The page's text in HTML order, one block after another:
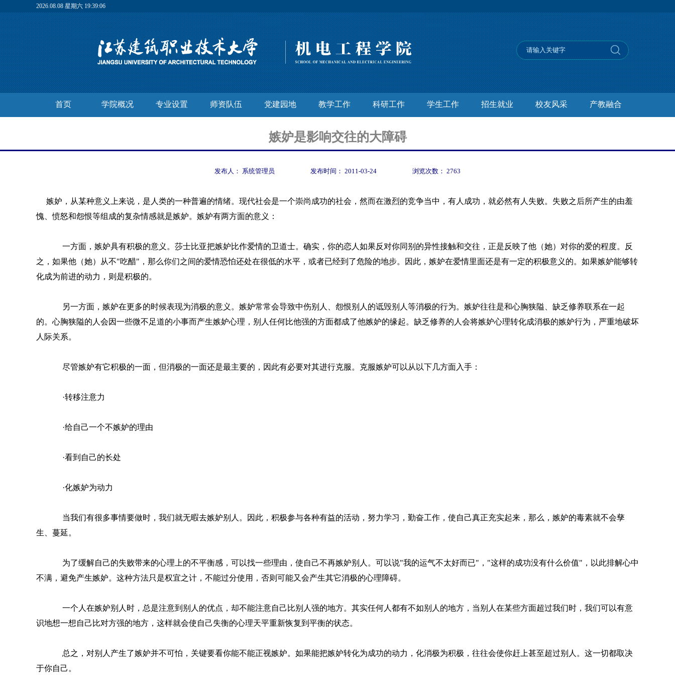
2026.08.08 星期六 19:39:06
首页 学院概况 专业设置 师资队伍 党建园地 教学工作 科研工作 学生工作 招生就业 校友风采 产教融合
嫉妒是影响交往的大障碍
发布人： 系统管理员 发布时间： 2011-03-24 浏览次数：2763
嫉妒，从某种意义上来说，是人类的一种普遍的情绪。现代社会是一个崇尚成功的社会，然而在激烈的竞争当中，有人成功，就必然有人失败。失败之后所产生的由羞
愧、愤怒和怨恨等组成的复杂情感就是嫉妒。嫉妒有两方面的意义：
一方面，嫉妒具有积极的意义。莎士比亚把嫉妒比作爱情的卫道士。确实，你的恋人如果反对你同别的异性接触和交往，正是反映了他（她）对你的爱的程度。反
之，如果他（她）从不"吃醋"，那么你们之间的爱情恐怕还处在很低的水平，或者已经到了危险的地步。因此，嫉妒在爱情里面还是有一定的积极意义的。如果嫉妒能够转
化成为前进的动力，则是积极的。
另一方面，嫉妒在更多的时候表现为消极的意义。嫉妒常常会导致中伤别人、怨恨别人的诋毁别人等消极的行为。嫉妒往往是和心胸狭隘、缺乏修养联系在一起
的。心胸狭隘的人会因一些微不足道的小事而产生嫉妒心理，别人任何比他强的方面都成了他嫉妒的缘起。缺乏修养的人会将嫉妒心理转化成消极的嫉妒行为，严重地破坏
人际关系。
尽管嫉妒有它积极的一面，但消极的一面还是最主要的，因此有必要对其进行克服。克服嫉妒可以从以下几方面入手：
·转移注意力
·给自己一个不嫉妒的理由
·看到自己的长处
·化嫉妒为动力
当我们有很多事情要做时，我们就无暇去嫉妒别人。因此，积极参与各种有益的活动，努力学习，勤奋工作，使自己真正充实起来，那么，嫉妒的毒素就不会孳
生、蔓延。
为了缓解自己的失败带来的心理上的不平衡感，可以找一些理由，使自己不再嫉妒别人。可以说"我的运气不太好而已"，"这样的成功没有什么价值"，以此排解心中
不满，避免产生嫉妒。这种方法只是权宜之计，不能过分使用，否则可能又会产生其它消极的心理障碍。
一个人在嫉妒别人时，总是注意到别人的优点，却不能注意自己比别人强的地方。其实任何人都有不如别人的地方，当别人在某些方面超过我们时，我们可以有意
识地想一想自己比对方强的地方，这样就会使自己失衡的心理天平重新恢复到平衡的状态。
总之，对别人产生了嫉妒并不可怕，关键要看你能不能正视嫉妒。如果能把嫉妒转化为成功的动力，化消极为积极，往往会使你赶上甚至超过别人。这一切都取决
于你自己。